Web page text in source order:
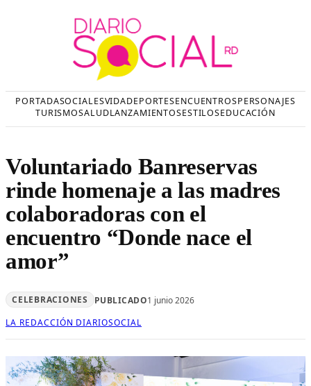
PORTADASOCIALESVIDADEPORTESENCUENTROSPERSONAJES
TURISMOSALUDLANZAMIENTOSESTILOSEDUCACIÓN
Voluntariado Banreservas
rinde homenaje a las madres
colaboradoras con el
encuentro “Donde nace el
amor”
CELEBRACIONES PUBLICADO1 junio 2026
LA REDACCIÓN DIARIOSOCIAL